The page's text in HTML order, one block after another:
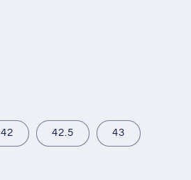
42 42.5 43